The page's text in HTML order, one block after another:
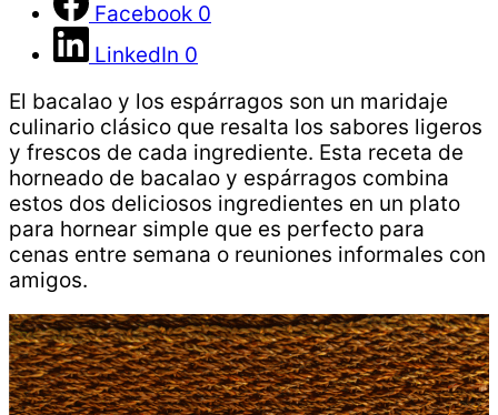
Facebook 0
LinkedIn 0
El bacalao y los espárragos son un maridaje
culinario clásico que resalta los sabores ligeros
y frescos de cada ingrediente. Esta receta de
horneado de bacalao y espárragos combina
estos dos deliciosos ingredientes en un plato
para hornear simple que es perfecto para
cenas entre semana o reuniones informales con
amigos.